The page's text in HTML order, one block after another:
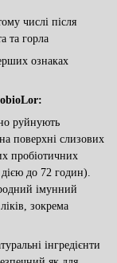
числі після
та горла
ознаках
:
руйнують
поверхні слизових
пробіотичних
до 72 годин).
імунний
зокрема
інгредієнти